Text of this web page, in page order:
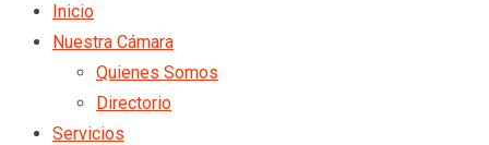
Inicio
Nuestra Cámara
Quienes Somos
Directorio
Servicios